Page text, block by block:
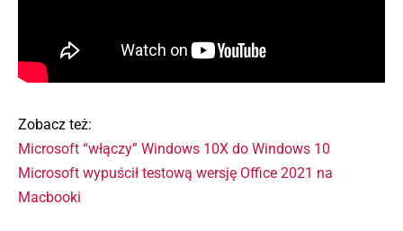
Zobacz też:
Microsoft “włączy” Windows 10X do Windows 10
Microsoft wypuścił testową wersję Office 2021 na
Macbooki